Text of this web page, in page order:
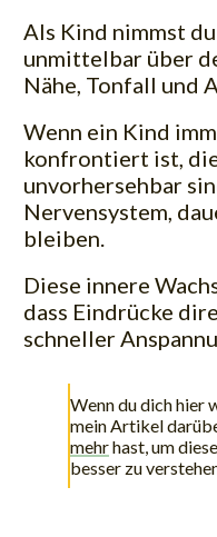
Als Kind nimmst
unmittelbar über
Nähe, Tonfall und
Wenn ein Kind
konfrontiert ist,
unvorhersehbar
Nervensystem,
bleiben.
Diese innere
dass Eindrücke
schneller
Wenn du dich hier
mein Artikel
mehrhast, um
besser zu